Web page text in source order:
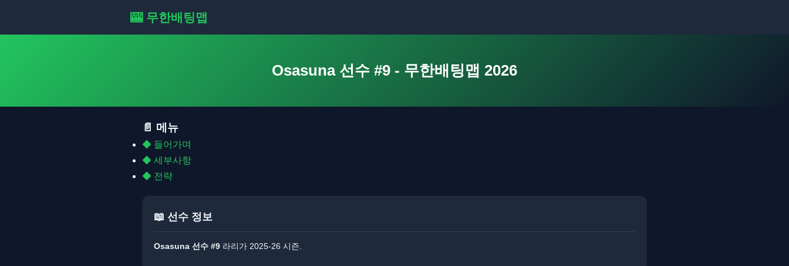
🎰 무한배팅맵
Osasuna 선수 #9 - 무한배팅맵 2026
📄 메뉴
◆ 들어가며
◆ 세부사항
◆ 전략
📖 선수 정보
Osasuna 선수 #9 라리가 2025-26 시즌.